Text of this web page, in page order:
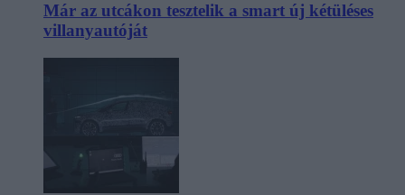
Már az utcákon tesztelik a smart új kétüléses
villanyautóját